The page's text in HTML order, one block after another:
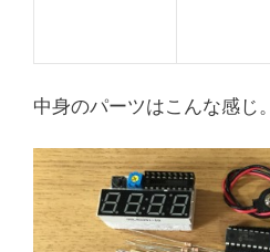
中身のパーツはこんな感じ。